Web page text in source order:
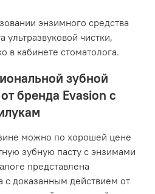
энзимного средства
чистки,
в кабинете стоматолога.
зубной
бренда Evasion с
можно по хорошей цене
зубную пасту с энзимами
представлена
с доказанным действием от